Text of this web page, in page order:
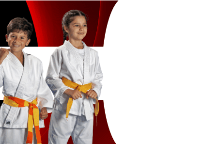
Exporter les lignes sélectionnées
Exporter toutes les colonnes
Exporter uniquement les colonnes affichées
Menu
?>
Images de la page d'accueil
Cliquez pour éditer